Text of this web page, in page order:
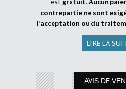
contrepartie ne sont
l’acceptation ou du
LIRE LA
AVIS DE